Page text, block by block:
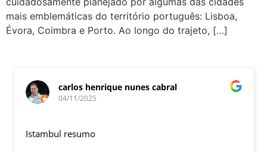
mais emblemáticas do território português: Lisboa,
Évora, Coimbra e Porto. Ao longo do trajeto, […]
carlos henrique nunes cabral
04/11/2025
Istambul resumo